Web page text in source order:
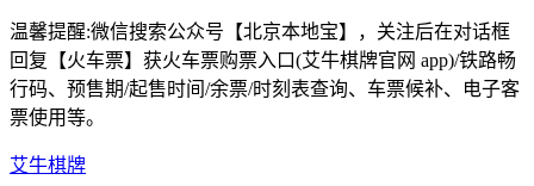
温馨提醒:微信搜索公众号【北京本地宝】，关注后在对话框
回复【火车票】获火车票购票入口(艾牛棋牌官网 app)/铁路畅
行码、预售期/起售时间/余票/时刻表查询、车票候补、电子客
票使用等。
艾牛棋牌